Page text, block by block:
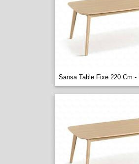
Sansa Table Fixe 220 Cm -